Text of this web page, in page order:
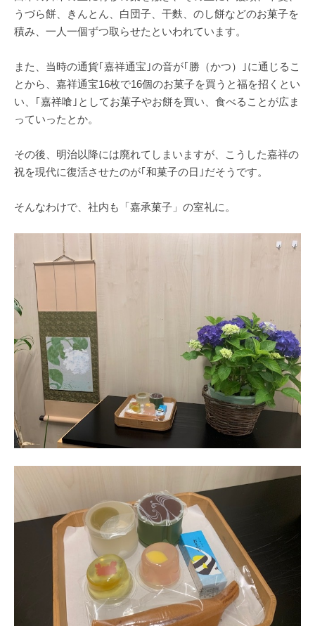
うづら餅、きんとん、白団子、干麩、のし餅などのお菓子を
積み、一人一個ずつ取らせたといわれています。
また、当時の通貨｢嘉祥通宝｣の音が｢勝（かつ）｣に通じるこ
とから、嘉祥通宝16枚で16個のお菓子を買うと福を招くとい
い、｢嘉祥喰｣としてお菓子やお餅を買い、食べることが広ま
っていったとか。
その後、明治以降には廃れてしまいますが、こうした嘉祥の
祝を現代に復活させたのが｢和菓子の日｣だそうです。
そんなわけで、社内も「嘉承菓子」の室礼に。